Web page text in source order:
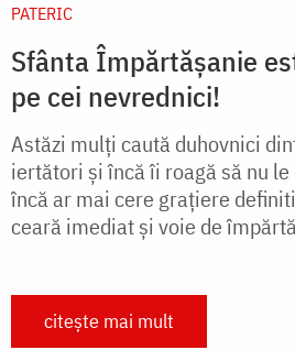
PATERIC
Sfânta Împărtășanie
pe cei nevrednici!
Astăzi mulți caută duhovnici
iertători și încă îi roagă să nu
încă ar mai cere grațiere
ceară imediat și voie de
citește mai mult